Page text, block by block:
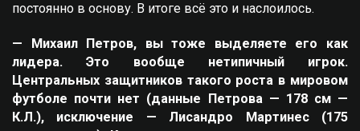
постоянно в основу. В итоге всё это и наслоилось.
— Михаил Петров, вы тоже выделяете его как
лидера. Это вообще нетипичный игрок.
Центральных защитников такого роста в мировом
футболе почти нет (данные Петрова — 178 см —
К.Л.), исключение — Лисандро Мартинес (175